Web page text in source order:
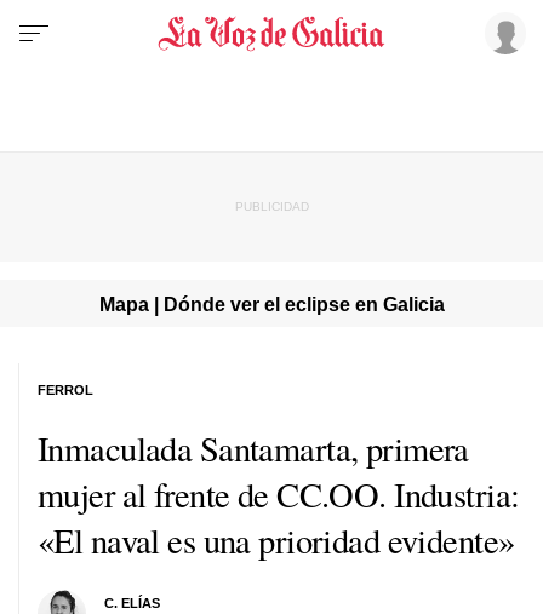
Mapa | Dónde ver el eclipse en Galicia
Inmaculada Santamarta, primera
mujer al frente de CC.OO. Industria:
«El naval es una prioridad evidente»
C. ELÍAS
FERROL